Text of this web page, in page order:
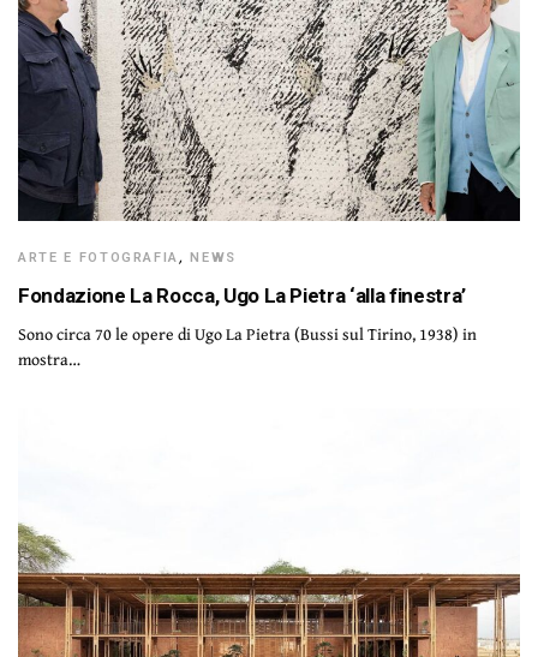
ARTE E FOTOGRAFIA,NEWS
Fondazione La Rocca, Ugo La Pietra ‘alla finestra’
Sono circa 70 le opere di Ugo La Pietra (Bussi sul Tirino, 1938) in
mostra…